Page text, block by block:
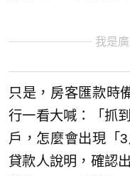
我是
只是，房客匯款時
行一看大喊：「抓
戶，怎麼會出現「
貸款人說明，確認